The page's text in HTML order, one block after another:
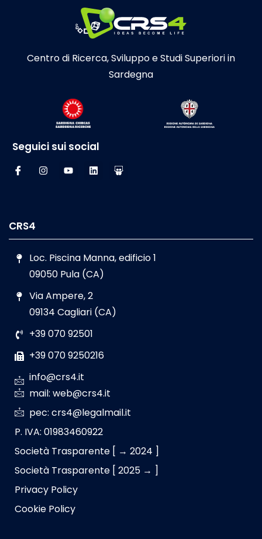
Centro di Ricerca, Sviluppo e Studi Superiori in
Sardegna
Seguici sui social
CRS4
Loc. Piscina Manna, edificio 1
09050 Pula (CA)
Via Ampere, 2
09134 Cagliari (CA)
+39 070 92501
+39 070 9250216
info@crs4.it
mail: web@crs4.it
pec: crs4@legalmail.it
P. IVA: 01983460922
Società Trasparente [ → 2024 ]
Società Trasparente [ 2025 → ]
Privacy Policy
Cookie Policy